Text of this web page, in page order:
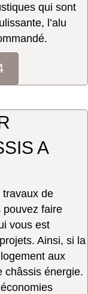
qui sont
l’alu
A
travaux de
pouvez faire
vous est
Ainsi, si la
aux
châssis énergie.